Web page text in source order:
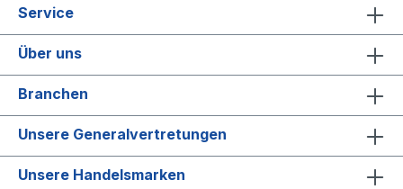
Service
Über uns
Branchen
Unsere Generalvertretungen
Unsere Handelsmarken